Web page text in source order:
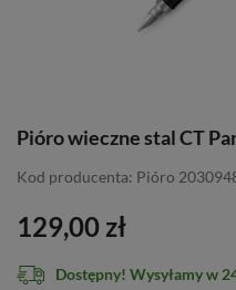
Pióro wieczne stal CT
Kod producenta: Pióro
129,00 zł
Dostępny! Wysyłamy w